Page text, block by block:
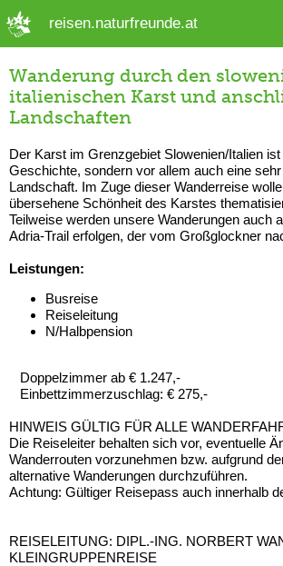
reisen.naturfreunde.at
Wanderung durch den
italienischen Karst und
Landschaften
Der Karst im Grenzgebiet Slowenien/Italien
Geschichte, sondern vor allem auch eine
Landschaft. Im Zuge dieser Wanderreise
übersehene Schönheit des Karstes
Teilweise werden unsere Wanderungen auch
Adria-Trail erfolgen, der vom Großglockner
Leistungen:
Busreise
Reiseleitung
N/Halbpension
Doppelzimmer ab € 1.247,-
Einbettzimmerzuschlag: € 275,-
HINWEIS GÜLTIG FÜR ALLE
Die Reiseleiter behalten sich vor, eventuelle
Wanderrouten vorzunehmen bzw. aufgrund
alternative Wanderungen durchzuführen.
Achtung: Gültiger Reisepass auch innerhalb
REISELEITUNG: DIPL.-ING. NORBERT
KLEINGRUPPENREISE